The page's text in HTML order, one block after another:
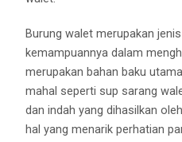
Burung walet merupakan
kemampuannya dalam
merupakan bahan baku
mahal seperti sup sarang
dan indah yang dihasilkan
hal yang menarik perhatian